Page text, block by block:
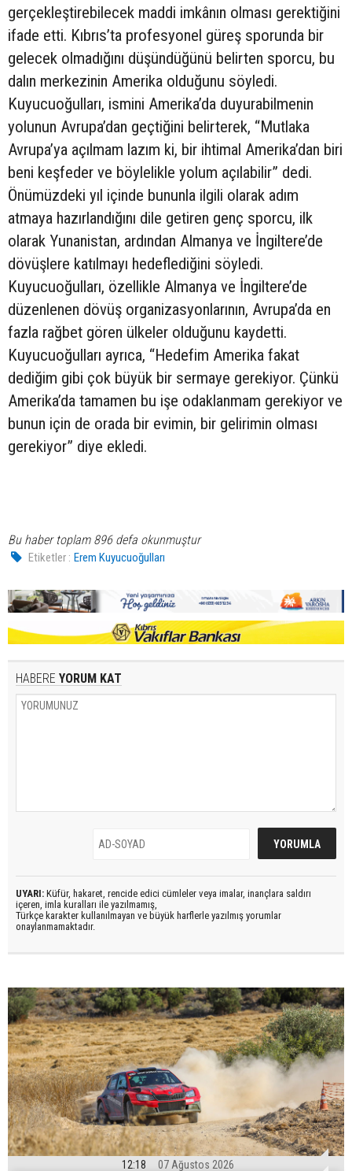
gerçekleştirebilecek maddi imkânın olması gerektiğini
ifade etti. Kıbrıs’ta profesyonel güreş sporunda bir
gelecek olmadığını düşündüğünü belirten sporcu, bu
dalın merkezinin Amerika olduğunu söyledi.
Kuyucuoğulları, ismini Amerika’da duyurabilmenin
yolunun Avrupa’dan geçtiğini belirterek, “Mutlaka
Avrupa’ya açılmam lazım ki, bir ihtimal Amerika’dan biri
beni keşfeder ve böylelikle yolum açılabilir” dedi.
Önümüzdeki yıl içinde bununla ilgili olarak adım
atmaya hazırlandığını dile getiren genç sporcu, ilk
olarak Yunanistan, ardından Almanya ve İngiltere’de
dövüşlere katılmayı hedeflediğini söyledi.
Kuyucuoğulları, özellikle Almanya ve İngiltere’de
düzenlenen dövüş organizasyonlarının, Avrupa’da en
fazla rağbet gören ülkeler olduğunu kaydetti.
Kuyucuoğulları ayrıca, “Hedefim Amerika fakat
dediğim gibi çok büyük bir sermaye gerekiyor. Çünkü
Amerika’da tamamen bu işe odaklanmam gerekiyor ve
bunun için de orada bir evimin, bir gelirimin olması
gerekiyor” diye ekledi.
Bu haber toplam 896 defa okunmuştur
Etiketler : Erem Kuyucuoğulları
HABERE YORUM KAT
UYARI: Küfür, hakaret, rencide edici cümleler veya imalar, inançlara saldırı
içeren, imla kuralları ile yazılmamış,
Türkçe karakter kullanılmayan ve büyük harflerle yazılmış yorumlar
onaylanmamaktadır.
12:18 07 Ağustos 2026